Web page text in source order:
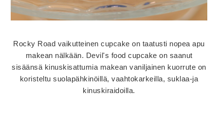
Rocky Road vaikutteinen cupcake on taatusti nopea apu
makean nälkään. Devil's food cupcake on saanut
sisäänsä kinuskisattumia makean vaniljainen kuorrute on
koristeltu suolapähkinöillä, vaahtokarkeilla, suklaa-ja
kinuskiraidoilla.